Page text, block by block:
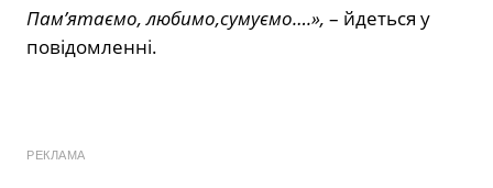
Памʼятаємо, любимо,сумуємо….», – йдеться у
повідомленні.
РЕКЛАМА